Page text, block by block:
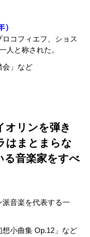
）
コフィエフ、ショス
人と称された。
会」など
オリンを弾き
はまとまらな
る音楽家をすべ
派音楽を代表する一
小曲集 Op.12」など